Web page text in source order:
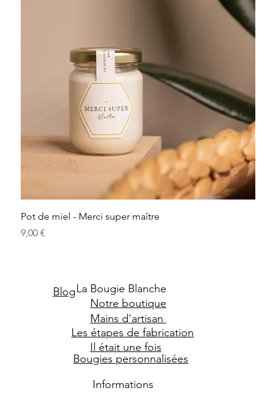
Pot de miel - Merci super maître
Prix
9,00 €
La Bougie Blanche
Notre boutique
Mains d'artisan
Les étapes de fabrication
Il était une fois
Bougies personnalisées
Blog
Informations